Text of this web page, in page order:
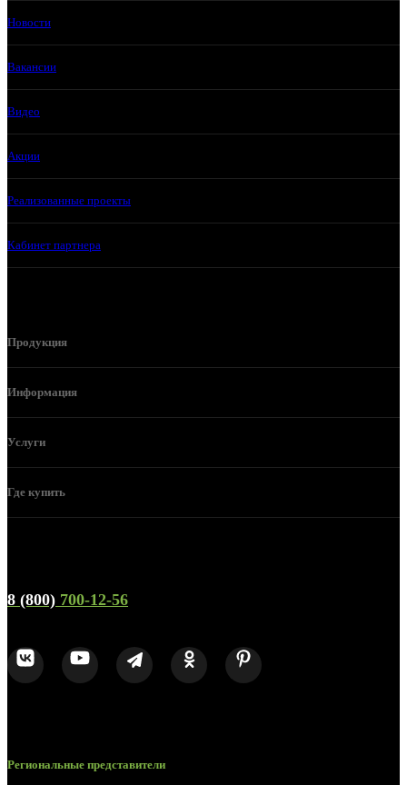
Новости
Вакансии
Видео
Акции
Реализованные проекты
Кабинет партнера
Продукция
Информация
Услуги
Где купить
8 (800) 700-12-56
Региональные представители